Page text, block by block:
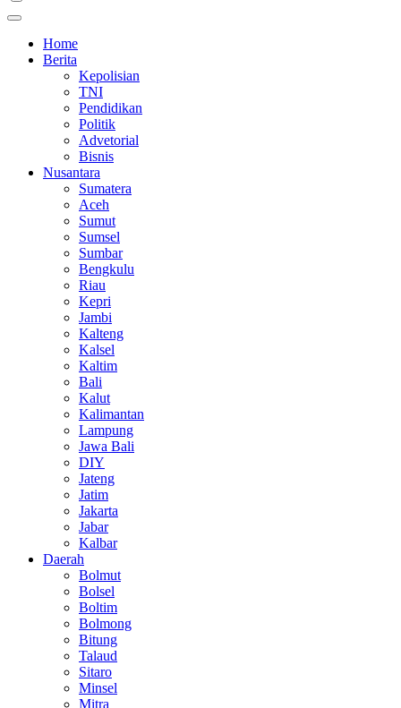
Home
Berita
Kepolisian
TNI
Pendidikan
Politik
Advetorial
Bisnis
Nusantara
Sumatera
Aceh
Sumut
Sumsel
Sumbar
Bengkulu
Riau
Kepri
Jambi
Kalteng
Kalsel
Kaltim
Bali
Kalut
Kalimantan
Lampung
Jawa Bali
DIY
Jateng
Jatim
Jakarta
Jabar
Kalbar
Daerah
Bolmut
Bolsel
Boltim
Bolmong
Bitung
Talaud
Sitaro
Minsel
Mitra